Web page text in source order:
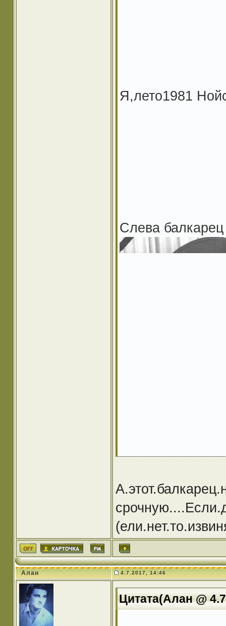
Я,лето1981
Слева
Алан 4.7.2017, 14:46
Цитата(Алан @